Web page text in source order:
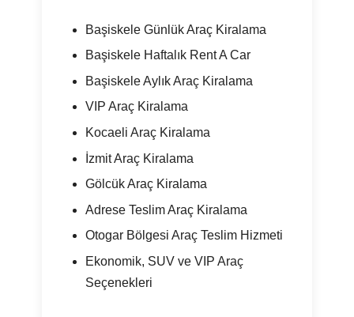
Başiskele Günlük Araç Kiralama
Başiskele Haftalık Rent A Car
Başiskele Aylık Araç Kiralama
VIP Araç Kiralama
Kocaeli Araç Kiralama
İzmit Araç Kiralama
Gölcük Araç Kiralama
Adrese Teslim Araç Kiralama
Otogar Bölgesi Araç Teslim Hizmeti
Ekonomik, SUV ve VIP Araç
Seçenekleri